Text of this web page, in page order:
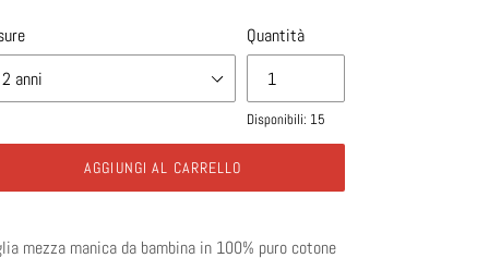
Quantità
Disponibili: 15
AGGIUNGI AL CARRELLO
mezza manica da bambina in 100% puro cotone